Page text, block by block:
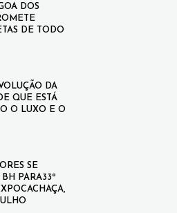
DOS
DE TODO
DA
QUE ESTÁ
O LUXO E O
SE
PARA33ª